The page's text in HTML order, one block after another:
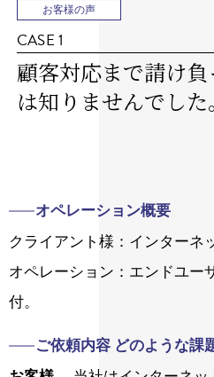
お客様の声
CASE 1
顧客対応まで請け
は知りませんでした。
オペレーション概要
クライアント様：インターネ
オペレーション：エンドユー
付。
ご依頼内容 どのような課